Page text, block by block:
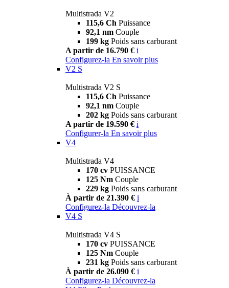
Multistrada V2
115,6 Ch Puissance
92,1 nm Couple
199 kg Poids sans carburant
A partir de 16.790 € i
Configurez-la En savoir plus
V2 S
Multistrada V2 S
115,6 Ch Puissance
92,1 nm Couple
202 kg Poids sans carburant
A partir de 19.590 € i
Configurer-la En savoir plus
V4
Multistrada V4
170 cv PUISSANCE
125 Nm Couple
229 kg Poids sans carburant
À partir de 21.390 € i
Configurez-la Découvrez-la
V4 S
Multistrada V4 S
170 cv PUISSANCE
125 Nm Couple
231 kg Poids sans carburant
À partir de 26.090 € i
Configurez-la Découvrez-la